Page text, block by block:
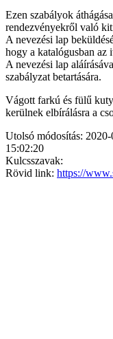
Ezen szabályok
rendezvényekről való
A nevezési lap
hogy a katalógusban az
A nevezési lap
szabályzat betartására.
Vágott farkú és fülű
kerülnek elbírálásra a
Utolsó módosítás:
15:02:20
Kulcsszavak:
Rövid link: https://